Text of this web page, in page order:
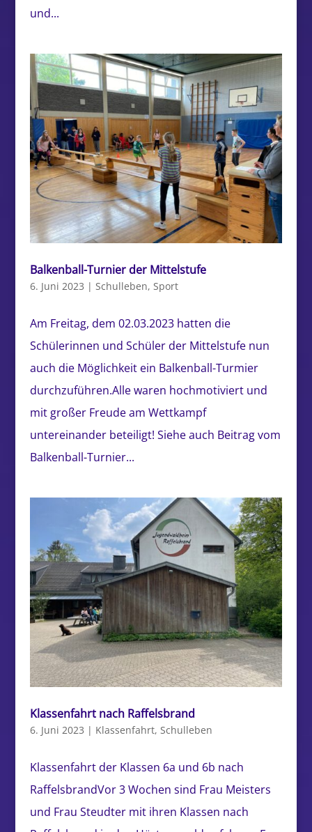
und...
Balkenball-Turnier der Mittelstufe
6. Juni 2023 | Schulleben, Sport
Am Freitag, dem 02.03.2023 hatten die
Schülerinnen und Schüler der Mittelstufe nun
auch die Möglichkeit ein Balkenball-Turmier
durchzuführen.Alle waren hochmotiviert und
mit großer Freude am Wettkampf
untereinander beteiligt! Siehe auch Beitrag vom
Balkenball-Turnier...
Klassenfahrt nach Raffelsbrand
6. Juni 2023 | Klassenfahrt, Schulleben
Klassenfahrt der Klassen 6a und 6b nach
RaffelsbrandVor 3 Wochen sind Frau Meisters
und Frau Steudter mit ihren Klassen nach